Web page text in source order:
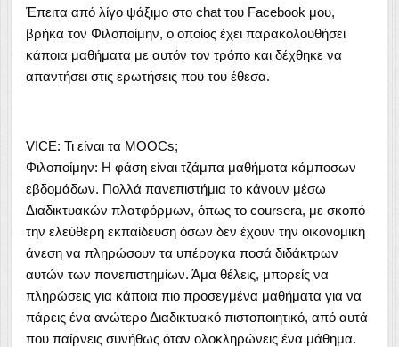
Έπειτα από λίγο ψάξιμο στο chat του Facebook μου,
βρήκα τον Φιλοποίμην, ο οποίος έχει παρακολουθήσει
κάποια μαθήματα με αυτόν τον τρόπο και δέχθηκε να
απαντήσει στις ερωτήσεις που του έθεσα.
VICE: Τι είναι τα MOOCs;
Φιλοποίμην: Η φάση είναι τζάμπα μαθήματα κάμποσων
εβδομάδων. Πολλά πανεπιστήμια το κάνουν μέσω
Διαδικτυακών πλατφόρμων, όπως το coursera, με σκοπό
την ελεύθερη εκπαίδευση όσων δεν έχουν την οικονομική
άνεση να πληρώσουν τα υπέρογκα ποσά διδάκτρων
αυτών των πανεπιστημίων. Άμα θέλεις, μπορείς να
πληρώσεις για κάποια πιο προσεγμένα μαθήματα για να
πάρεις ένα ανώτερο Διαδικτυακό πιστοποιητικό, από αυτά
που παίρνεις συνήθως όταν ολοκληρώνεις ένα μάθημα.